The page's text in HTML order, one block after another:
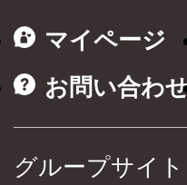
マイページ
お問い合わ
グループサイト